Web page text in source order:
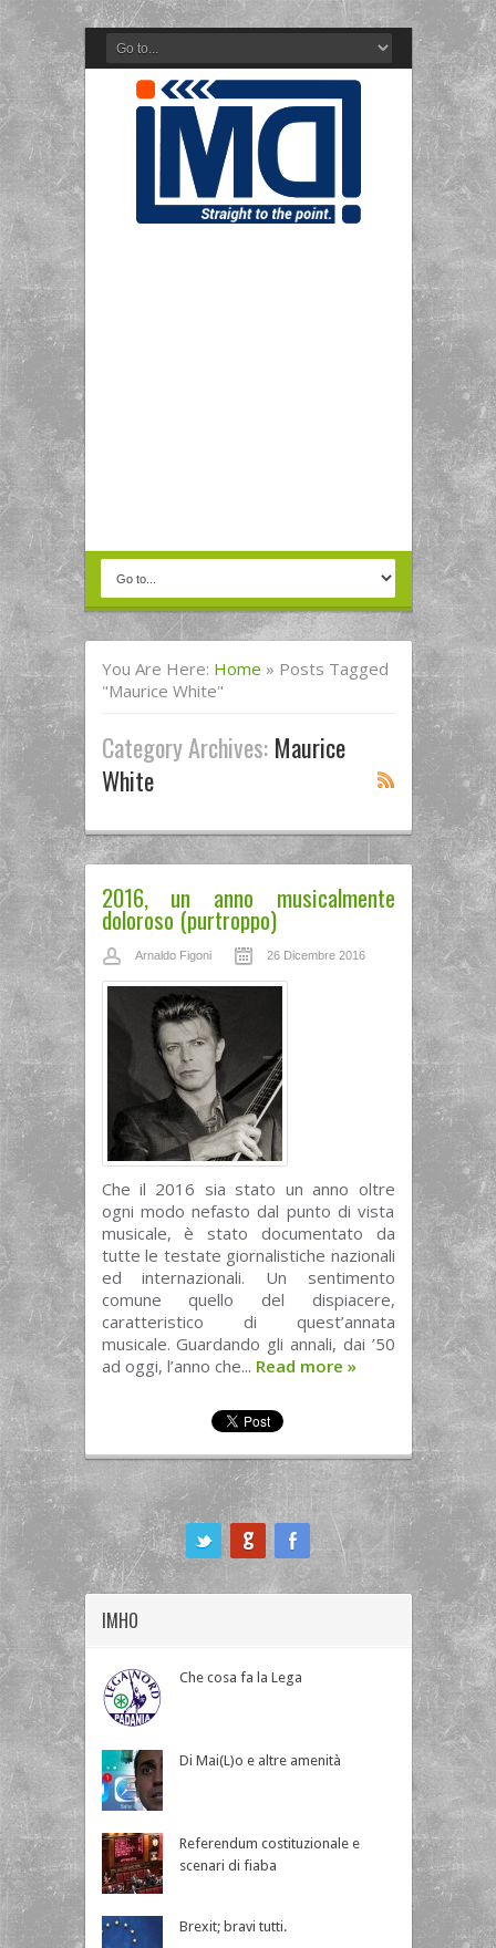
You Are Here: Home » Posts Tagged
"Maurice White"
Category Archives: Maurice
White
2016, un anno musicalmente
doloroso (purtroppo)
Arnaldo Figoni 26 Dicembre 2016
Che il 2016 sia stato un anno oltre
ogni modo nefasto dal punto di vista
musicale, è stato documentato da
tutte le testate giornalistiche nazionali
ed internazionali. Un sentimento
comune quello del dispiacere,
caratteristico di quest’annata
musicale. Guardando gli annali, dai ’50
ad oggi, l’anno che... Read more »
IMHO
Che cosa fa la Lega
Di Mai(L)o e altre amenità
Referendum costituzionale e
scenari di fiaba
Brexit; bravi tutti.